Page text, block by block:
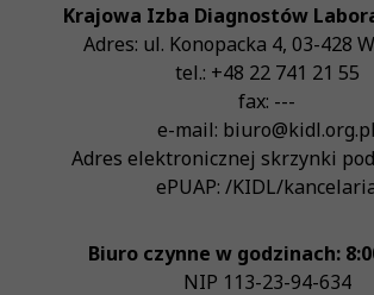
Krajowa Izba Diagnostów
Adres: ul. Konopacka 4, 03-428
tel.: +48 22 741 21 55
fax: ---
e-mail: biuro@kidl.org.pl
Adres elektronicznej skrzynki
ePUAP: /KIDL/
Biuro czynne w godzinach:
NIP 113-23-94-634